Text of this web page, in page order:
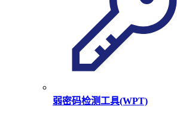
弱密码检测工具(WPT)